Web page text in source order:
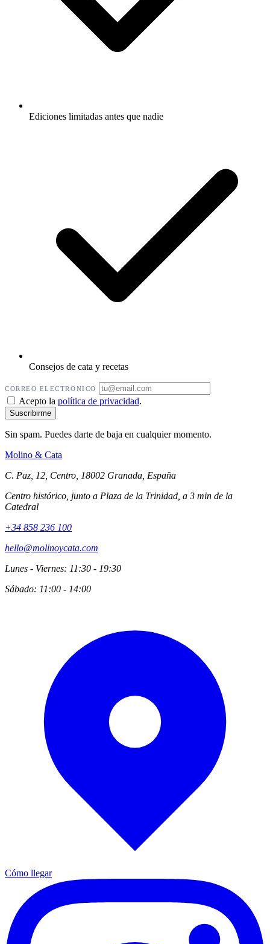
Ediciones limitadas antes que nadie
Consejos de cata y recetas
CORREO ELECTRONICO
Acepto la política de privacidad.
Sin spam. Puedes darte de baja en cualquier momento.
Molino & Cata
C. Paz, 12, Centro, 18002 Granada, España
Centro histórico, junto a Plaza de la Trinidad, a 3 min de la
Catedral
+34 858 236 100
hello@molinoycata.com
Lunes - Viernes: 11:30 - 19:30
Sábado: 11:00 - 14:00
Cómo llegar